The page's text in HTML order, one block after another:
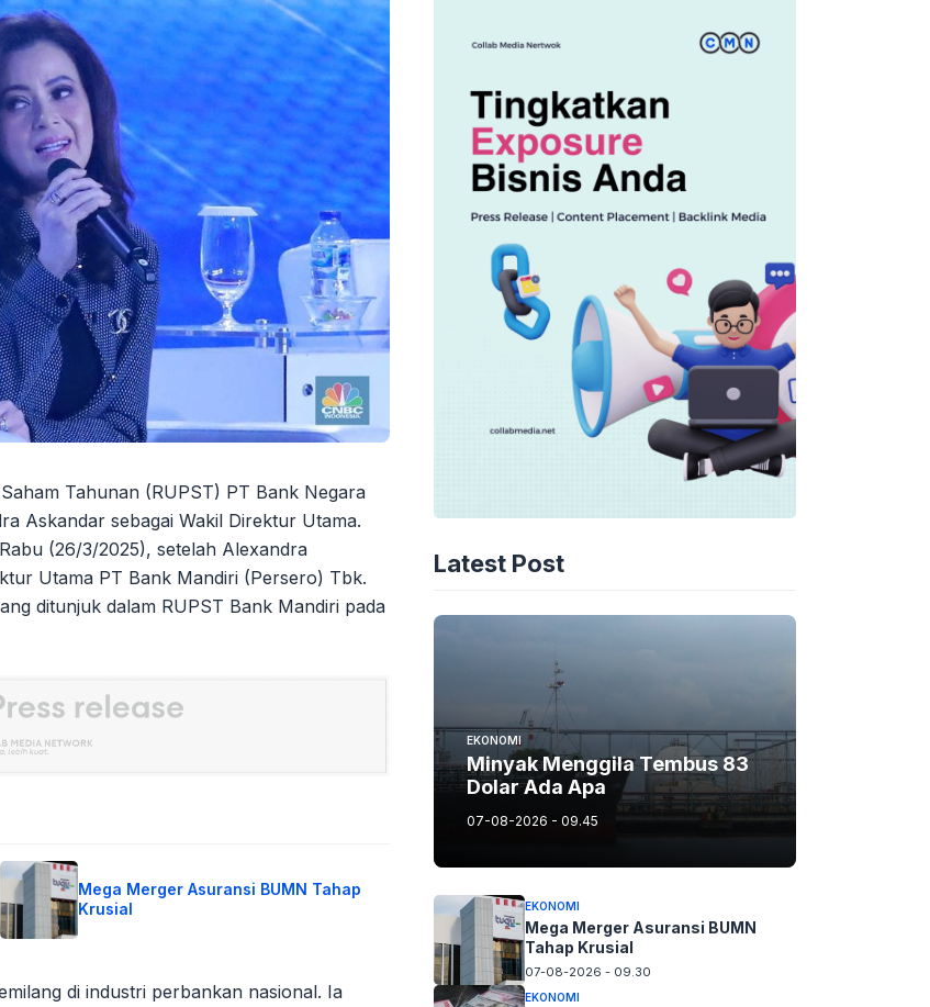
Tahunan (RUPST) PT Bank Negara
Askandar sebagai Wakil Direktur Utama.
(26/3/2025), setelah Alexandra
Utama PT Bank Mandiri (Persero) Tbk.
ditunjuk dalam RUPST Bank Mandiri pada
Mega Merger Asuransi BUMN Tahap
Krusial
di industri perbankan nasional. Ia
Latest Post
EKONOMI
Minyak Menggila Tembus 83
Dolar Ada Apa
07-08-2026 - 09.45
EKONOMI
Mega Merger Asuransi BUMN
Tahap Krusial
07-08-2026 - 09.30
EKONOMI